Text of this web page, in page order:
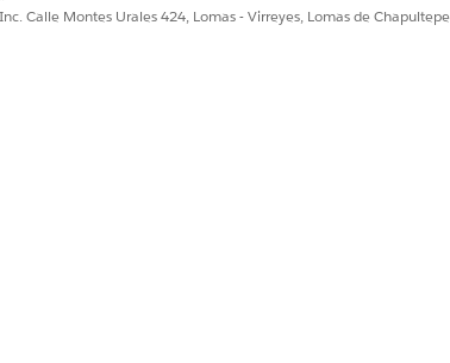
del donante, consulte sus etiquetas de interés.
Calle Montes Urales 424, Lomas - Virreyes, Lomas de